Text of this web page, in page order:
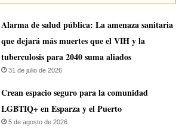
​Alarma de salud pública: La amenaza sanitaria
que dejará más muertes que el VIH y la
tuberculosis para 2040 suma aliados
31 de julio de 2026
Crean espacio seguro para la comunidad
LGBTIQ+ en Esparza y el Puerto
5 de agosto de 2026